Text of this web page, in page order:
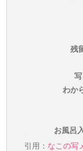
残
わか
お風呂
引用： なこの写